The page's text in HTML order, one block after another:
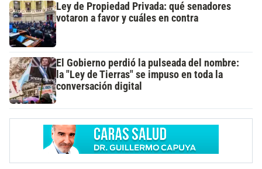
Ley de Propiedad Privada: qué senadores
votaron a favor y cuáles en contra
El Gobierno perdió la pulseada del nombre:
la "Ley de Tierras" se impuso en toda la
conversación digital